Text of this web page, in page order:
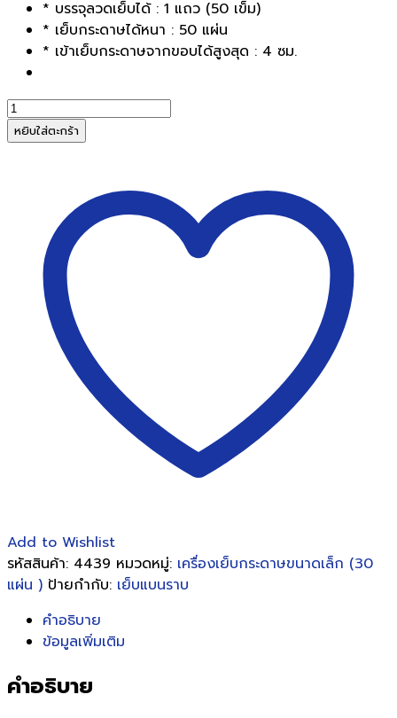
* บรรจุลวดเย็บได้ : 1 แถว (50 เข็ม)
* เย็บกระดาษได้หนา : 50 แผ่น
* เข้าเย็บกระดาษจากขอบได้สูงสุด : 4 ซม.
จำนวน
เครื่อง
เย็บ
หยิบใส่ตะกร้า
Add to Wishlist
รหัสสินค้า: 4439 หมวดหมู่: เครื่องเย็บกระดาษขนาดเล็ก (30
แผ่น ) ป้ายกำกับ: เย็บแบนราบ
คำอธิบาย
ข้อมูลเพิ่มเติม
คำอธิบาย